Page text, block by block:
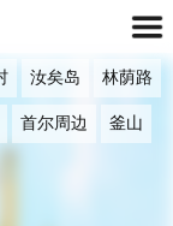
汝矣岛 林荫路
首尔周边 釜山